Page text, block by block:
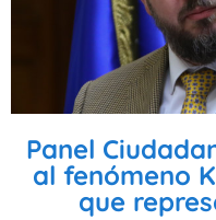
Panel
al fenómeno
que